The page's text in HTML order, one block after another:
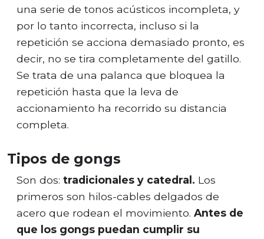
una serie de tonos acústicos incompleta, y
por lo tanto incorrecta, incluso si la
repetición se acciona demasiado pronto, es
decir, no se tira completamente del gatillo.
Se trata de una palanca que bloquea la
repetición hasta que la leva de
accionamiento ha recorrido su distancia
completa.
Tipos de gongs
Son dos: tradicionales y catedral. Los
primeros son hilos-cables delgados de
acero que rodean el movimiento. Antes de
que los gongs puedan cumplir su